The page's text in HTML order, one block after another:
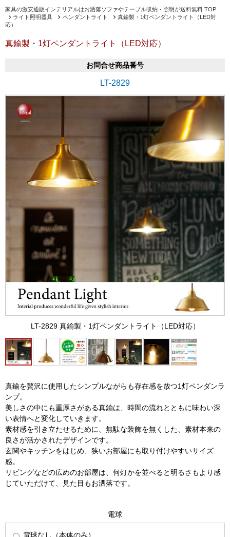
家具の激安通販インテリアルはお洒落ソファやテーブル収納・照明が送料無料 TOP
ライト照明器具
ペンダントライト
真鍮製・1灯ペンダントライト（LED対
応）
真鍮製・1灯ペンダントライト（LED対応）
お問合せ商品番号
LT-2829
LT-2829 真鍮製・1灯ペンダントライト（LED対応）
真鍮を贅沢に使用したシンプルながらも存在感を放つ1灯ペンダンラ
ンプ。
美しさの中にも重厚さがある真鍮は、時間の流れとともに味わい深
い表情へと変化していきます。
素材感を引き立たせるために、無駄な装飾を無くした、素材本来の
良さが活かされたデザインです。
玄関やキッチンをはじめ、狭いお部屋にも取り付けやすいサイズ
感。
リビングなどの広めのお部屋は、何灯かを並べると明るさもより感
じていただけて、見た目もお洒落です。
電球
電球なし（本体のみ）